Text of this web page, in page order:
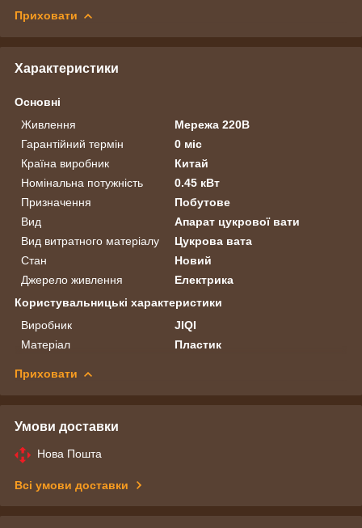
Приховати
Характеристики
Основні
Живлення
Мережа 220В
Гарантійний термін
0 міс
Країна виробник
Китай
Номінальна потужність
0.45 кВт
Призначення
Побутове
Вид
Апарат цукрової вати
Вид витратного матеріалу
Цукрова вата
Стан
Новий
Джерело живлення
Електрика
Користувальницькі характеристики
Виробник
JIQI
Матеріал
Пластик
Приховати
Умови доставки
Нова Пошта
Всі умови доставки